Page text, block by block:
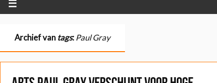
Archief van tags: Paul Gray